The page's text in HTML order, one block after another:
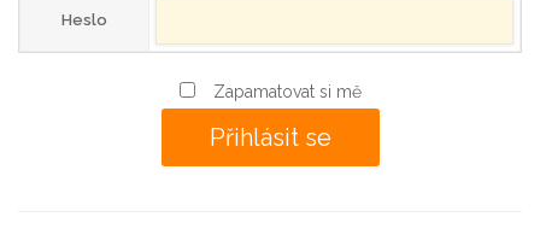
Heslo
Zapamatovat si mě